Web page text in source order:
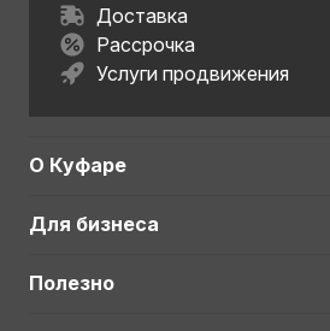
Доставка
Рассрочка
Услуги продвижения
О Куфаре
Для бизнеса
Полезно